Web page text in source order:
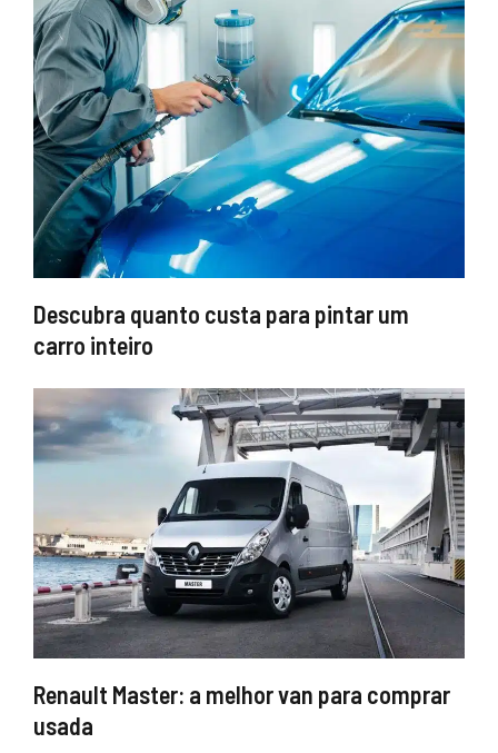
Descubra quanto custa para pintar um
carro inteiro
Renault Master: a melhor van para comprar
usada